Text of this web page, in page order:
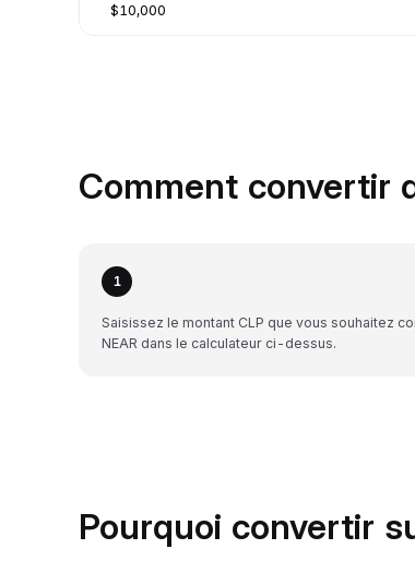
$10,000
Comment convertir
1
Saisissez le montant CLP que vous souhaitez
NEAR dans le calculateur ci-dessus.
Pourquoi convertir